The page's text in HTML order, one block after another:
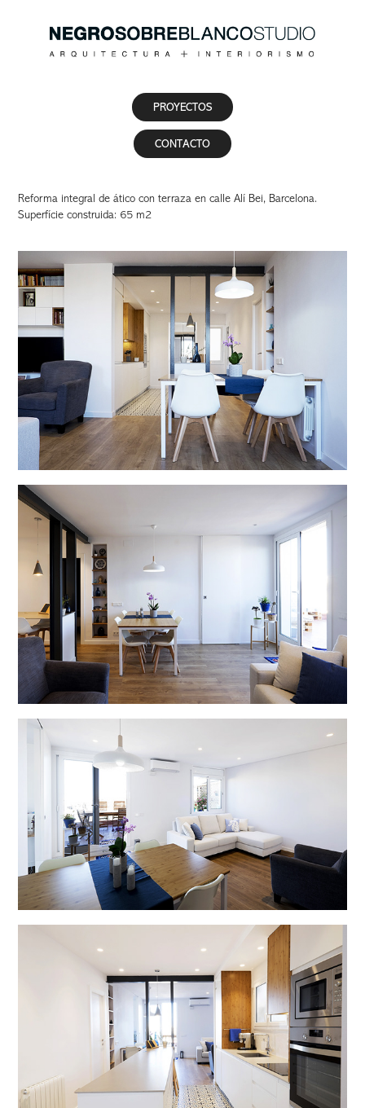
PROYECTOS
CONTACTO
Reforma integral de ático con terraza en calle Alí Bei, Barcelona.
Superfície construida: 65 m2